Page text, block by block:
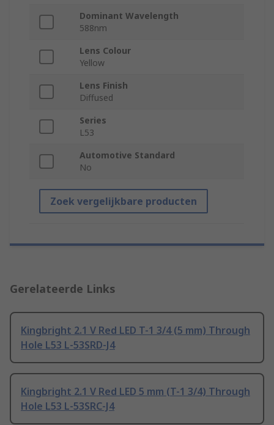
Dominant Wavelength
588nm
Lens Colour
Yellow
Lens Finish
Diffused
Series
L53
Automotive Standard
No
Zoek vergelijkbare producten
Gerelateerde Links
Kingbright 2.1 V Red LED T-1 3/4 (5 mm) Through
Hole L53 L-53SRD-J4
Kingbright 2.1 V Red LED 5 mm (T-1 3/4) Through
Hole L53 L-53SRC-J4